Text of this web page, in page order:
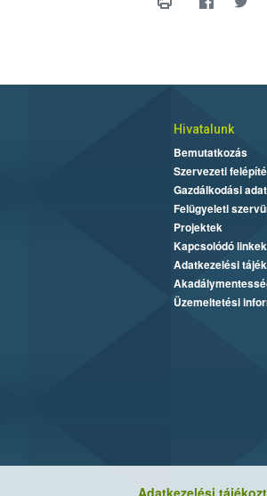
Adatkezelési
Hivatalunk
Bemutatkozás
Szervezeti
Gazdálkodási
Felügyeleti
Projektek
Kapcsolódó linkek
Adatkezelési
Üzemeltetési